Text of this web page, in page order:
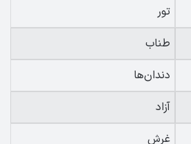
تور
طناب
دندان‌ها
آزاد
غرش